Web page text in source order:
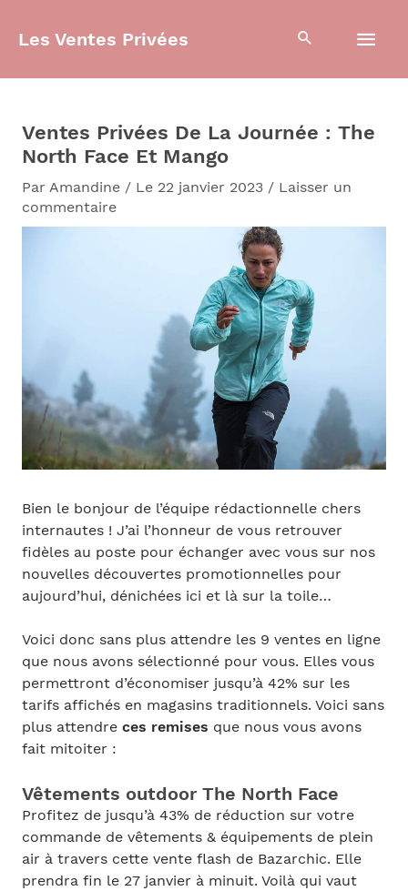
Les Ventes Privées
Ventes Privées De La Journée : The
North Face Et Mango
Par Amandine / Le 22 janvier 2023 / Laisser un
commentaire
Bien le bonjour de l’équipe rédactionnelle chers
internautes ! J’ai l’honneur de vous retrouver
fidèles au poste pour échanger avec vous sur nos
nouvelles découvertes promotionnelles pour
aujourd’hui, dénichées ici et là sur la toile…
Voici donc sans plus attendre les 9 ventes en ligne
que nous avons sélectionné pour vous. Elles vous
permettront d’économiser jusqu’à 42% sur les
tarifs affichés en magasins traditionnels. Voici sans
plus attendre ces remises que nous vous avons
fait mitoiter :
Vêtements outdoor The North Face
Profitez de jusqu’à 43% de réduction sur votre
commande de vêtements & équipements de plein
air à travers cette vente flash de Bazarchic. Elle
prendra fin le 27 janvier à minuit. Voilà qui vaut